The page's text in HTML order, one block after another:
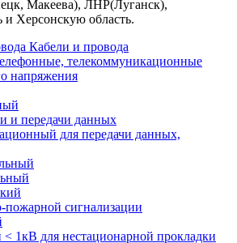
Макеева), ЛНР(Луганск),
и Херсонскую область.
Кабели и провода
телекоммуникационные
напряжения
и передачи данных
для передачи данных,
пожарной сигнализации
< 1кВ для нестационарной прокладки